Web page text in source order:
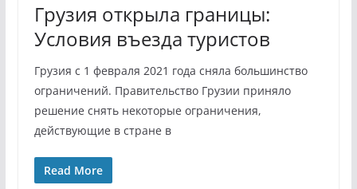
Грузия открыла границы:
Условия въезда туристов
Грузия с 1 февраля 2021 года сняла большинство
ограничений. Правительство Грузии приняло
решение снять некоторые ограничения,
действующие в стране в
Read More